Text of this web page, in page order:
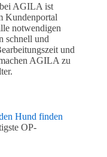
AGILA ist
Kundenportal
notwendigen
schnell und
und
AGILA zu
Hund finden
OP-